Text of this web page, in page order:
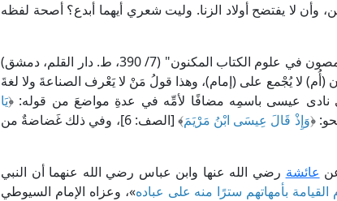
لا يفتضح أولاد الزنا. وليت شعري أيهما أبدع؟ أصحة لفظه
وقال السمين الحلبي في تفسيره المسمى "الدر المصون في علوم الكتاب المكنون" (7/ 390، ط. دار القلم، دمشق)
لا يُجْمع على (إمام)، وهذا قولُ مَنْ لا يَعْرف الصناعةَ ولا لغةَ
نادى عيسى باسمِه مضافًا لأمِّه في عدةِ مواضعَ من قوله: ﴿يَا
وَإِذْ قَالَ عِيسَى ابْنُ مَرْيَمَ
﴾ [الصف: 6]، وفي ذلك غَضاضةٌ من
عائشة رضي الله عنها وابن عباس رضي الله عنهما أن النبي
القيامة بأمهاتهم سترًا منه على عباده»، وعزاه الإمام السيوطي